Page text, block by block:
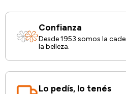
Confianza
Desde 1953 somos la
la belleza.
Lo pedís, lo tenés